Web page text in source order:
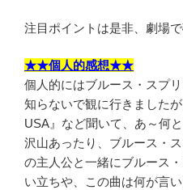
注目ポイントは是非、劇場で
★★個人的感想★★
個人的にはブルース・スプ
知らないで観に行きました
USA』など聞いて、あ～何
沢山あったり、ブルース・
の主人公と一緒にブルース
い立ちや、この曲は何が言